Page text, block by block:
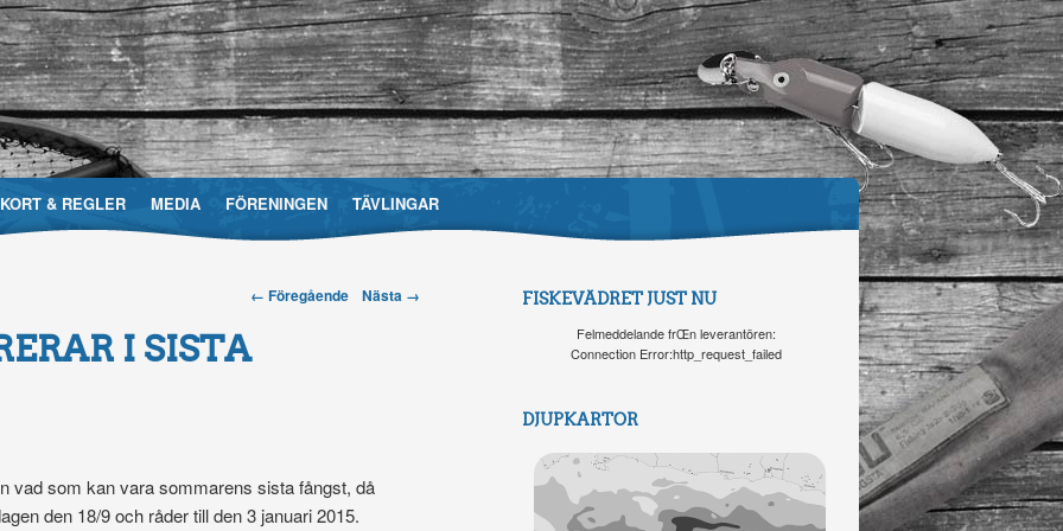
& REGLER MEDIA FÖRENINGEN TÄVLINGAR
Post navigation
← Föregående Nästa →
I SISTA
vad som kan vara sommarens sista fångst, då
den 18/9 och råder till den 3 januari 2015.
FISKEVÄDRET JUST NU
Felmeddelande frŒn leverantören:
Connection Error:http_request_failed
DJUPKARTOR